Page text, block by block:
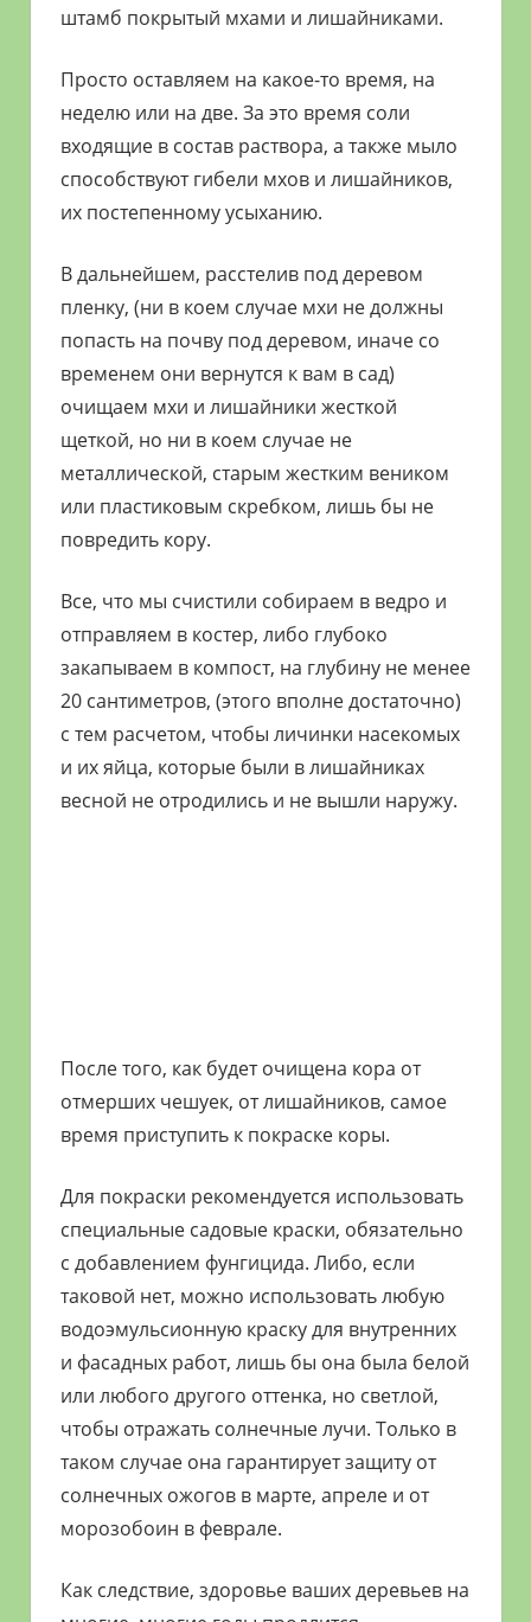
штамб покрытый мхами и лишайниками.
Просто оставляем на какое-то время, на
неделю или на две. За это время соли
входящие в состав раствора, а также мыло
способствуют гибели мхов и лишайников,
их постепенному усыханию.
В дальнейшем, расстелив под деревом
пленку, (ни в коем случае мхи не должны
попасть на почву под деревом, иначе со
временем они вернутся к вам в сад)
очищаем мхи и лишайники жесткой
щеткой, но ни в коем случае не
металлической, старым жестким веником
или пластиковым скребком, лишь бы не
повредить кору.
Все, что мы счистили собираем в ведро и
отправляем в костер, либо глубоко
закапываем в компост, на глубину не менее
20 сантиметров, (этого вполне достаточно)
с тем расчетом, чтобы личинки насекомых
и их яйца, которые были в лишайниках
весной не отродились и не вышли наружу.
После того, как будет очищена кора от
отмерших чешуек, от лишайников, самое
время приступить к покраске коры.
Для покраски рекомендуется использовать
специальные садовые краски, обязательно
с добавлением фунгицида. Либо, если
таковой нет, можно использовать любую
водоэмульсионную краску для внутренних
и фасадных работ, лишь бы она была белой
или любого другого оттенка, но светлой,
чтобы отражать солнечные лучи. Только в
таком случае она гарантирует защиту от
солнечных ожогов в марте, апреле и от
морозобоин в феврале.
Как следствие, здоровье ваших деревьев на